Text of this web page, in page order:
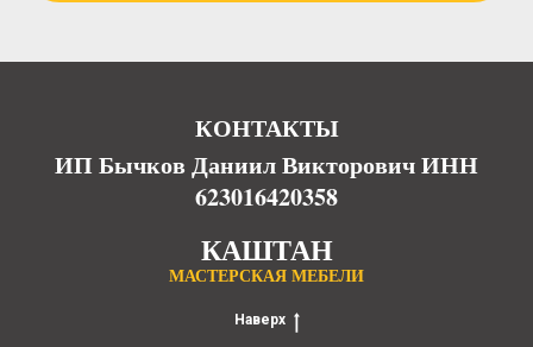
КОНТАКТЫ
ИП Бычков Даниил Викторович ИНН
623016420358
КАШТАН
МАСТЕРСКАЯ МЕБЕЛИ
Наверх